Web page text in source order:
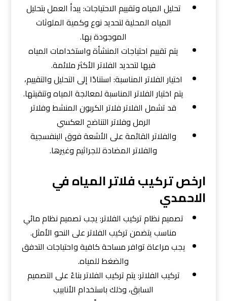
تحليل المياه وتقييم الاحتياجات: يبدأ العمل بتحليل
المياه المحلية لتحديد نوع وكمية الملوثات
الموجودة بها.
يتم تقييم احتياجات المنشأة واستخدامات المياه
فيها لتحديد الفلاتر الأكثر ملائمة.
اختيار الفلاتر المناسبة: استنادًا إلى التحليل والتقييم،
يتم اختيار الفلاتر المناسبة لمعالجة المياه وتنقيتها.
قد تشمل الفلاتر فلاتر الكربون المنشط وفلاتر
الرمل وفلاتر التناضح العكسي
والفلاتر القائمة على الأشعة فوق البنفسجية
والفلاتر المضادة للجراثيم وغيرها.
ارخص تركيب فلاتر المياه في
الاحمدي
تصميم نظام تركيب الفلاتر: يجب تصميم نظام مائي
مناسب يتضمن تركيب الفلاتر على النحو الأمثل.
يجب مراعاة توافر مساحة كافية واحتياجات التدفق
والضغط للمياه.
تركيب الفلاتر: يتم تركيب الفلاتر بناءً على التصميم
السابق، وذلك باستخدام الأنابيب